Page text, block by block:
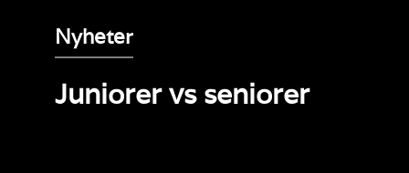
Nyheter
Juniorer vs seniorer